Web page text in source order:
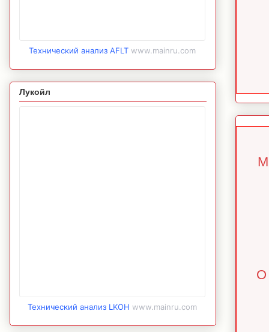
О
Технический анализ AFLT www.mainru.com
Лукойл
Технический анализ LKOH www.mainru.com